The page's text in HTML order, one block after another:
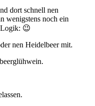
dort schnell nen
wenigstens noch ein
Logik: 😉
nen Heidelbeer mit.